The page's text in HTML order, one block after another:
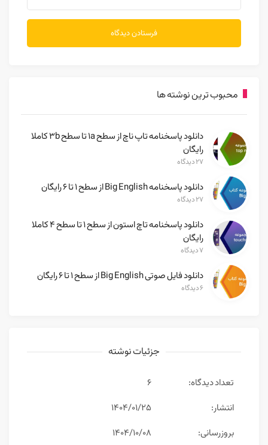
محبوب ترین نوشته ها
دانلود پاسخنامه تاپ ناچ از سطح 1a تا سطح 3b کاملا
رایگان
۲۷ دیدگاه
دانلود پاسخنامه Big English از سطح ۱ تا ۶ رایگان
۲۷ دیدگاه
دانلود پاسخنامه تاچ استون از سطح ۱ تا سطح ۴ کاملا
رایگان
۷ دیدگاه
دانلود فایل صوتی Big English از سطح ۱ تا ۶ رایگان
۶ دیدگاه
جزئیات نوشته
تعداد دیدگاه:
6
انتشار:
۱۴۰۴/۰۱/۲۵
بروزرسانی:
۱۴۰۴/۱۰/۰۸